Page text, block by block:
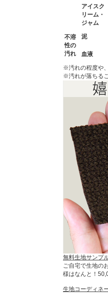
アイスク
リーム・
ジャム
不溶
性の
汚れ
泥
血液
※汚れの程度や
※汚れが落ちる
無料生地サンプ
ご自宅で生地の
様はなんと！
生地コーディネ